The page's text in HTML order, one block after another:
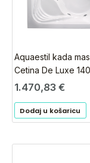
Aquaestil kada
Cetina De Luxe
1.470,83 €
Dodaj u košaricu